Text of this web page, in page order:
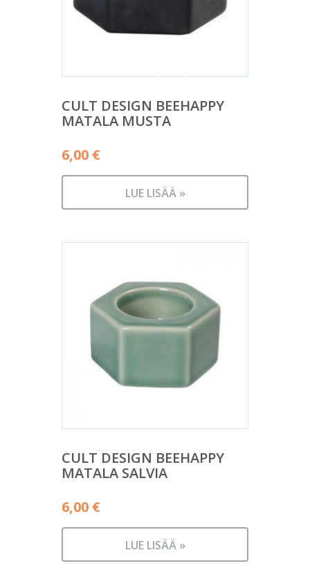
CULT DESIGN BEEHAPPY
MATALA MUSTA
6,00 €
LUE LISÄÄ »
CULT DESIGN BEEHAPPY
MATALA SALVIA
6,00 €
LUE LISÄÄ »